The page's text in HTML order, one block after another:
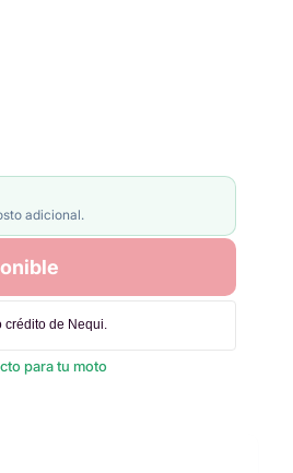
adicional.
crédito de Nequi.
para tu moto